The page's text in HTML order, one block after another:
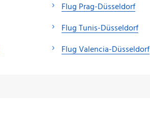
Flug Prag-Düsseldorf
Flug Tunis-Düsseldorf
Flug Valencia-Düsseldorf